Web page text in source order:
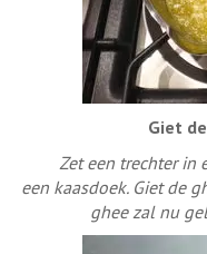
Giet
Zet een trechter in
een kaasdoek. Giet de
ghee zal nu